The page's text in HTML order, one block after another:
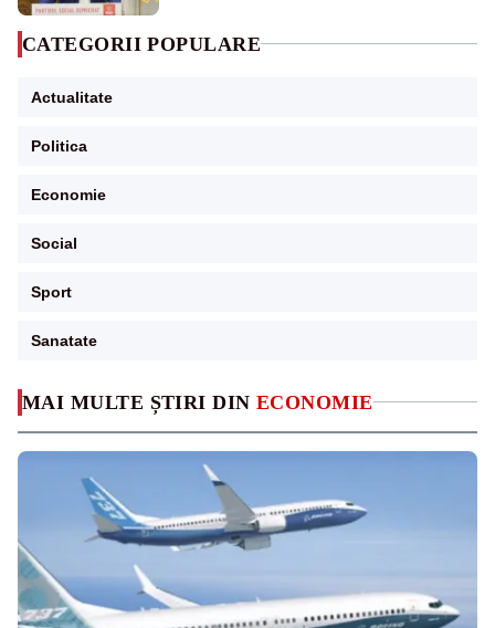
MAI MULTE ȘTIRI DIN ECONOMIE
CATEGORII POPULARE
Actualitate
Politica
Economie
Social
Sport
Sanatate